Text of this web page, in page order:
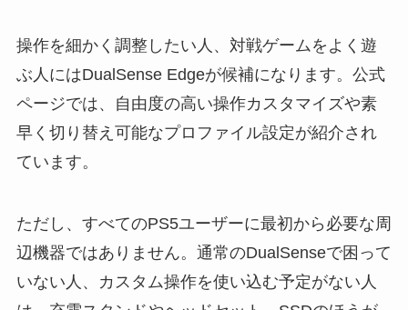
操作を細かく調整したい人、対戦ゲームをよく遊
ぶ人にはDualSense Edgeが候補になります。公式
ページでは、自由度の高い操作カスタマイズや素
早く切り替え可能なプロファイル設定が紹介され
ています。
ただし、すべてのPS5ユーザーに最初から必要な周
辺機器ではありません。通常のDualSenseで困って
いない人、カスタム操作を使い込む予定がない人